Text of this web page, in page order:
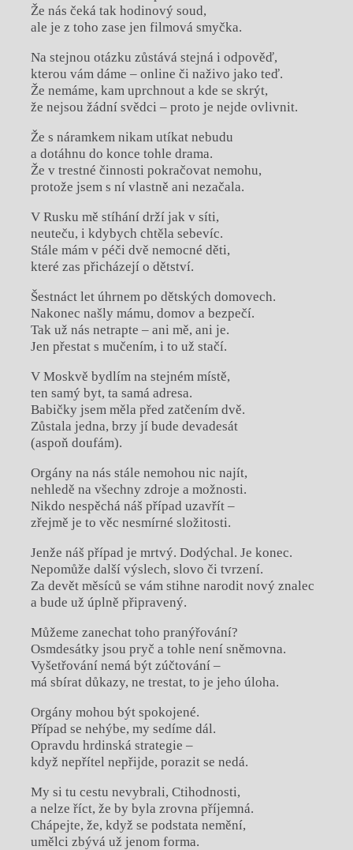
Že nás čeká tak hodinový soud,
ale je z toho zase jen filmová smyčka.
Na stejnou otázku zůstává stejná i odpověď,
kterou vám dáme – online či naživo jako teď.
Že nemáme, kam uprchnout a kde se skrýt,
že nejsou žádní svědci – proto je nejde ovlivnit.
Že s náramkem nikam utíkat nebudu
a dotáhnu do konce tohle drama.
Že v trestné činnosti pokračovat nemohu,
protože jsem s ní vlastně ani nezačala.
V Rusku mě stíhání drží jak v síti,
neuteču, i kdybych chtěla sebevíc.
Stále mám v péči dvě nemocné děti,
které zas přicházejí o dětství.
Šestnáct let úhrnem po dětských domovech.
Nakonec našly mámu, domov a bezpečí.
Tak už nás netrapte – ani mě, ani je.
Jen přestat s mučením, i to už stačí.
V Moskvě bydlím na stejném místě,
ten samý byt, ta samá adresa.
Babičky jsem měla před zatčením dvě.
Zůstala jedna, brzy jí bude devadesát
(aspoň doufám).
Orgány na nás stále nemohou nic najít,
nehledě na všechny zdroje a možnosti.
Nikdo nespěchá náš případ uzavřít –
zřejmě je to věc nesmírné složitosti.
Jenže náš případ je mrtvý. Dodýchal. Je konec.
Nepomůže další výslech, slovo či tvrzení.
Za devět měsíců se vám stihne narodit nový znalec
a bude už úplně připravený.
Můžeme zanechat toho pranýřování?
Osmdesátky jsou pryč a tohle není sněmovna.
Vyšetřování nemá být zúčtování –
má sbírat důkazy, ne trestat, to je jeho úloha.
Orgány mohou být spokojené.
Případ se nehýbe, my sedíme dál.
Opravdu hrdinská strategie –
když nepřítel nepřijde, porazit se nedá.
My si tu cestu nevybrali, Ctihodnosti,
a nelze říct, že by byla zrovna příjemná.
Chápejte, že, když se podstata nemění,
umělci zbývá už jenom forma.